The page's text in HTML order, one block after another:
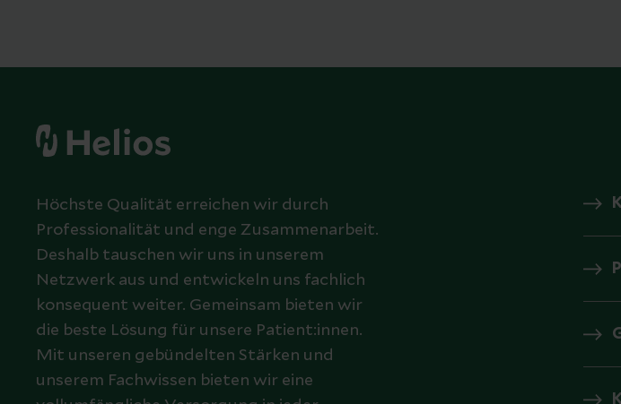
Höchste Qualität erreichen wir durch
Professionalität und enge Zusammenarbeit.
Deshalb tauschen wir uns in unserem
Netzwerk aus und entwickeln uns fachlich
konsequent weiter. Gemeinsam bieten wir
die beste Lösung für unsere Patient:innen.
Mit unseren gebündelten Stärken und
unserem Fachwissen bieten wir eine